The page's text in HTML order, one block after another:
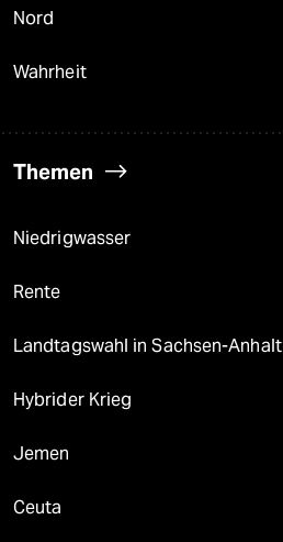
Nord
Wahrheit
Themen
Niedrigwasser
Rente
Landtagswahl in Sachsen-Anhalt
Hybrider Krieg
Jemen
Ceuta